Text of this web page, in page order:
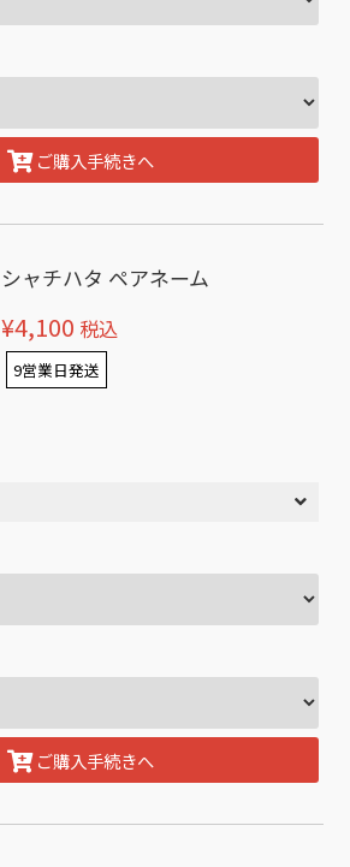
ご購入手続きへ
シャチハタ ペアネーム
¥4,100 税込
9営業日発送
ご購入手続きへ